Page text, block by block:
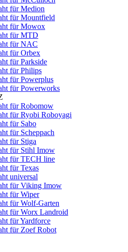
für Medion
für Mountfield
für Mowox
für MTD
für NAC
für Orbex
für Parkside
für Philips
für Powerplus
für Powerworks
für Robomow
für Ryobi Roboyagi
für Sabo
für Scheppach
für Stiga
für Stihl Imow
für TECH line
für Texas
universal
für Viking Imow
für Wiper
für Wolf-Garten
für Worx Landroid
für Yardforce
für Zoef Robot